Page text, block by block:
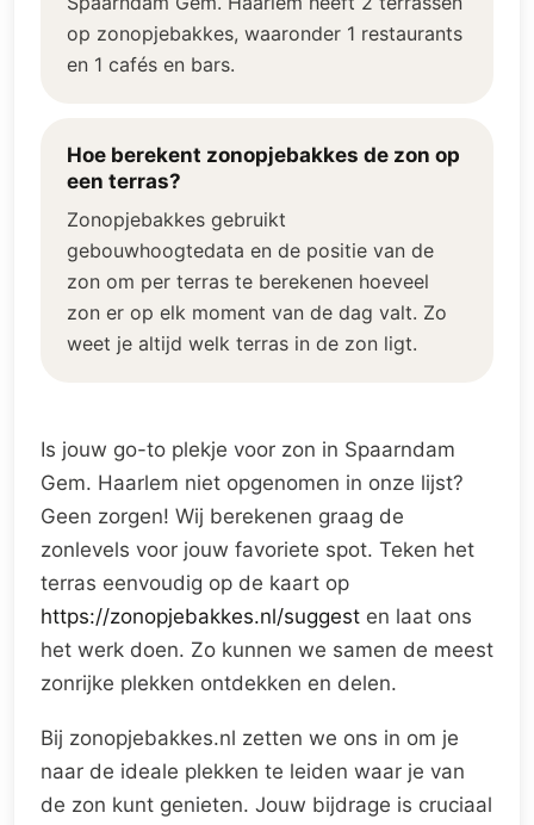
op zonopjebakkes, waaronder 1 restaurants
en 1 cafés en bars.
Hoe berekent zonopjebakkes de zon op
een terras?
Zonopjebakkes gebruikt
gebouwhoogtedata en de positie van de
zon om per terras te berekenen hoeveel
zon er op elk moment van de dag valt. Zo
weet je altijd welk terras in de zon ligt.
Is jouw go-to plekje voor zon in Spaarndam
Gem. Haarlem niet opgenomen in onze lijst?
Geen zorgen! Wij berekenen graag de
zonlevels voor jouw favoriete spot. Teken het
terras eenvoudig op de kaart op
https://zonopjebakkes.nl/suggest en laat ons
het werk doen. Zo kunnen we samen de meest
zonrijke plekken ontdekken en delen.
Bij zonopjebakkes.nl zetten we ons in om je
naar de ideale plekken te leiden waar je van
de zon kunt genieten. Jouw bijdrage is cruciaal